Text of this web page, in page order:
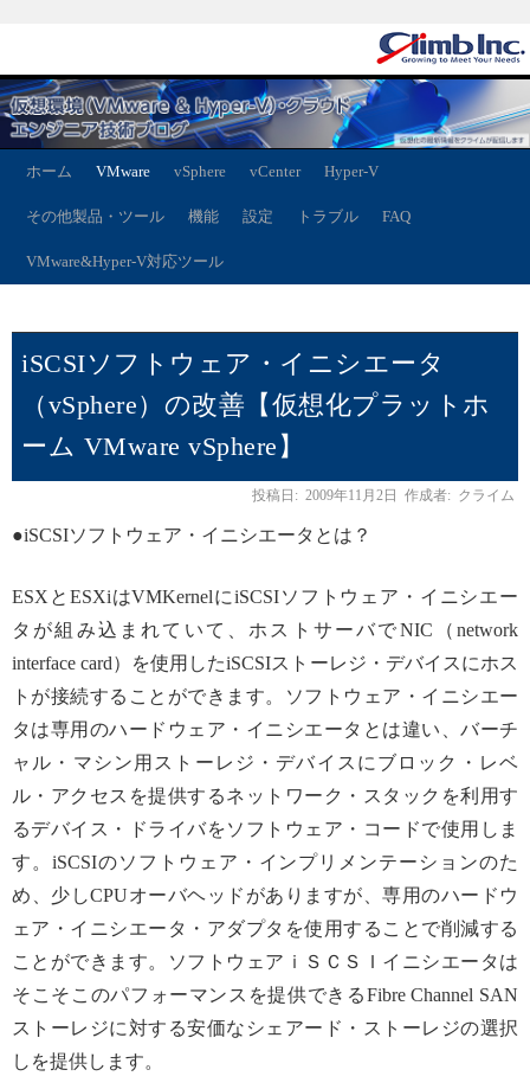
ホーム VMware vSphere vCenter Hyper-V
その他製品・ツール 機能 設定 トラブル FAQ
VMware&Hyper-V対応ツール
iSCSIソフトウェア・イニシエータ
（vSphere）の改善【仮想化プラットホ
ーム VMware vSphere】
投稿日: 2009年11月2日 作成者: クライム
●iSCSIソフトウェア・イニシエータとは？
ESXとESXiはVMKernelにiSCSIソフトウェア・イニシエー
タが組み込まれていて、ホストサーバでNIC（network
interface card）を使用したiSCSIストーレジ・デバイスにホス
トが接続することができます。ソフトウェア・イニシエー
タは専用のハードウェア・イニシエータとは違い、バーチ
ャル・マシン用ストーレジ・デバイスにブロック・レベ
ル・アクセスを提供するネットワーク・スタックを利用す
るデバイス・ドライバをソフトウェア・コードで使用しま
す。iSCSIのソフトウェア・インプリメンテーションのた
め、少しCPUオーバヘッドがありますが、専用のハードウ
ェア・イニシエータ・アダプタを使用することで削減する
ことができます。ソフトウェアｉＳＣＳＩイニシエータは
そこそこのパフォーマンスを提供できるFibre Channel SAN
ストーレジに対する安価なシェアード・ストーレジの選択
しを提供します。